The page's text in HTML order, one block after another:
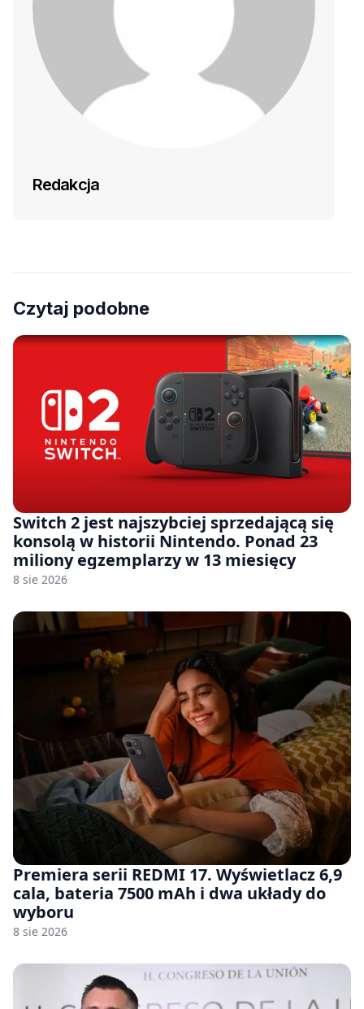
Redakcja
Czytaj podobne
Switch 2 jest najszybciej sprzedającą się
konsolą w historii Nintendo. Ponad 23
miliony egzemplarzy w 13 miesięcy
8 sie 2026
Premiera serii REDMI 17. Wyświetlacz 6,9
cala, bateria 7500 mAh i dwa układy do
wyboru
8 sie 2026